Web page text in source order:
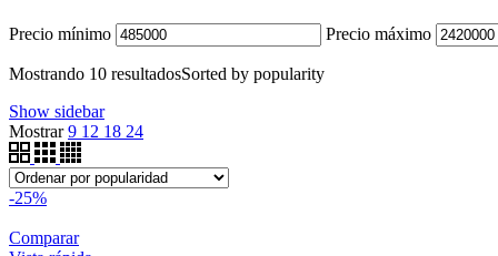
Precio mínimo Precio máximo
Mostrando 10 resultadosSorted by popularity
Show sidebar
Mostrar9 12 18 24
-25%
Comparar